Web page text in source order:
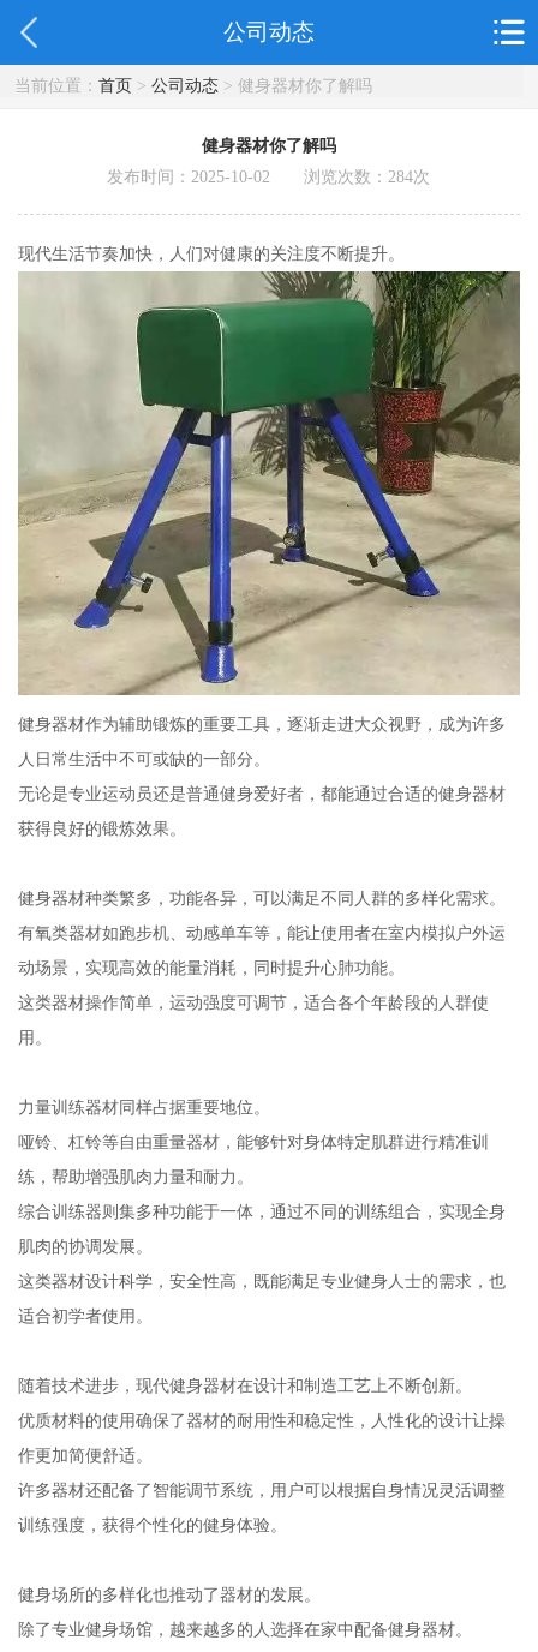
公司动态
当前位置： 首页> 公司动态> 健身器材你了解吗
健身器材你了解吗
发布时间：2025-10-02 浏览次数：284次
现代生活节奏加快，人们对健康的关注度不断提升。
健身器材作为辅助锻炼的重要工具，逐渐走进大众视野，成为许多
人日常生活中不可或缺的一部分。
无论是专业运动员还是普通健身爱好者，都能通过合适的健身器材
获得良好的锻炼效果。
健身器材种类繁多，功能各异，可以满足不同人群的多样化需求。
有氧类器材如跑步机、动感单车等，能让使用者在室内模拟户外运
动场景，实现高效的能量消耗，同时提升心肺功能。
这类器材操作简单，运动强度可调节，适合各个年龄段的人群使
用。
力量训练器材同样占据重要地位。
哑铃、杠铃等自由重量器材，能够针对身体特定肌群进行精准训
练，帮助增强肌肉力量和耐力。
综合训练器则集多种功能于一体，通过不同的训练组合，实现全身
肌肉的协调发展。
这类器材设计科学，安全性高，既能满足专业健身人士的需求，也
适合初学者使用。
随着技术进步，现代健身器材在设计和制造工艺上不断创新。
优质材料的使用确保了器材的耐用性和稳定性，人性化的设计让操
作更加简便舒适。
许多器材还配备了智能调节系统，用户可以根据自身情况灵活调整
训练强度，获得个性化的健身体验。
健身场所的多样化也推动了器材的发展。
除了专业健身场馆，越来越多的人选择在家中配备健身器材。